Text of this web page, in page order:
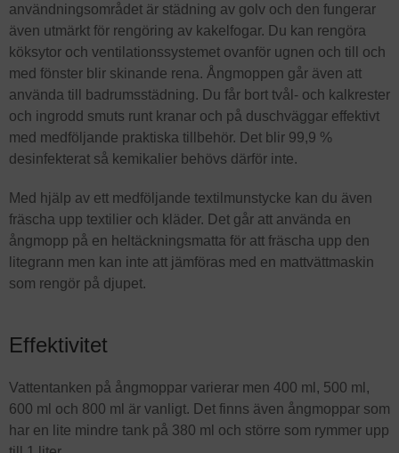
användningsområdet är städning av golv och den fungerar
även utmärkt för rengöring av kakelfogar. Du kan rengöra
köksytor och ventilationssystemet ovanför ugnen och till och
med fönster blir skinande rena. Ångmoppen går även att
använda till badrumsstädning. Du får bort tvål- och kalkrester
och ingrodd smuts runt kranar och på duschväggar effektivt
med medföljande praktiska tillbehör. Det blir 99,9 %
desinfekterat så kemikalier behövs därför inte.
Med hjälp av ett medföljande textilmunstycke kan du även
fräscha upp textilier och kläder. Det går att använda en
ångmopp på en heltäckningsmatta för att fräscha upp den
litegrann men kan inte att jämföras med en mattvättmaskin
som rengör på djupet.
Effektivitet
Vattentanken på ångmoppar varierar men 400 ml, 500 ml,
600 ml och 800 ml är vanligt. Det finns även ångmoppar som
har en lite mindre tank på 380 ml och större som rymmer upp